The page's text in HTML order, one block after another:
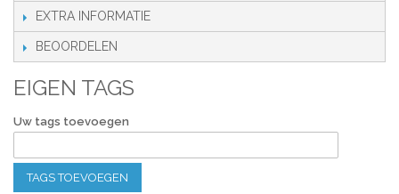
EXTRA INFORMATIE
BEOORDELEN
EIGEN TAGS
Uw tags toevoegen
TAGS TOEVOEGEN